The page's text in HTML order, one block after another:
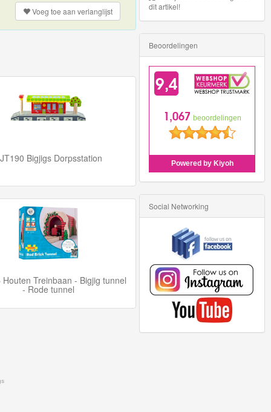
Voeg toe aan verlanglijst
Bigjigs Dorpsstation
Houten Treinbaan - Bigjig tunnel
- Rode tunnel
dit artikel!
Beoordelingen
Social Networking